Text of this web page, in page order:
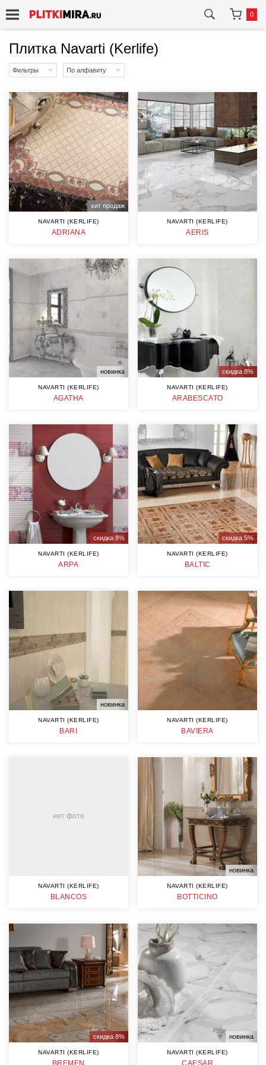
0
Плитка Navarti (Kerlife)
Фильтры По алфавиту
хит продаж
NAVARTI (KERLIFE)
ADRIANA
NAVARTI (KERLIFE)
AERIS
новинка
NAVARTI (KERLIFE)
AGATHA
скидка 8%
NAVARTI (KERLIFE)
ARABESCATO
скидка 8%
NAVARTI (KERLIFE)
ARPA
скидка 5%
NAVARTI (KERLIFE)
BALTIC
новинка
NAVARTI (KERLIFE)
BARI
NAVARTI (KERLIFE)
BAVIERA
нет фото
NAVARTI (KERLIFE)
BLANCOS
новинка
NAVARTI (KERLIFE)
BOTTICINO
скидка 8%
NAVARTI (KERLIFE)
BREMEN
новинка
NAVARTI (KERLIFE)
CAESAR